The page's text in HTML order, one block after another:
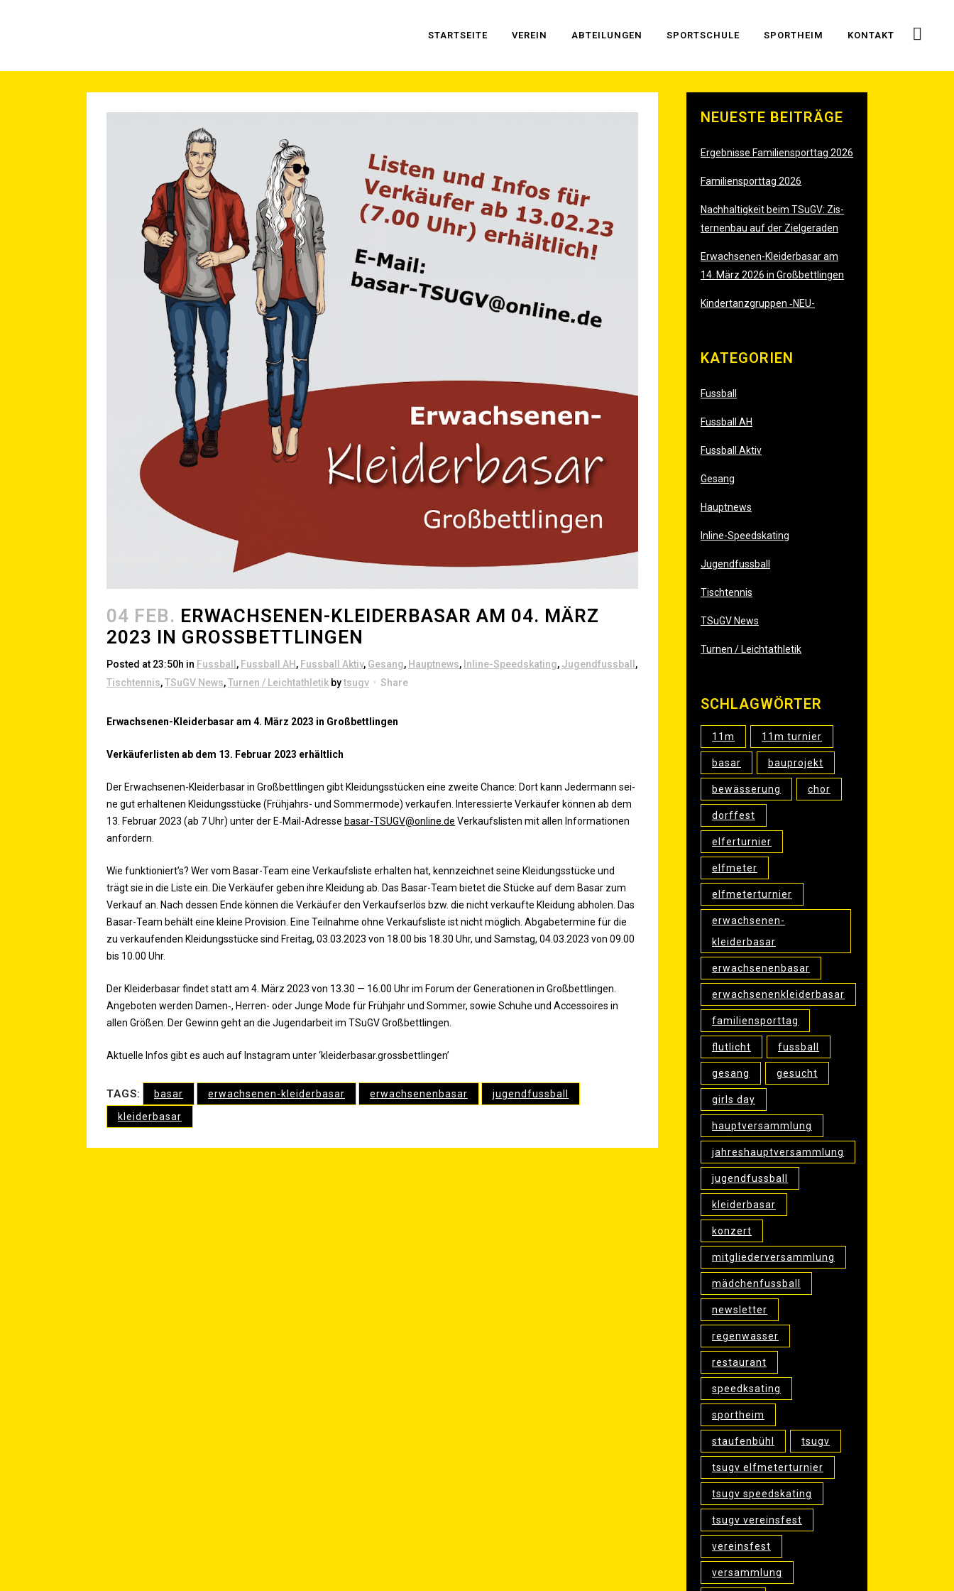
START­SEI­TE VER­EIN ABTEI­LUN­GEN SPORT­SCHU­LE SPORT­HEIM KON­TAKT
04 FEB. ERWACH­SE­NEN-KLEI­DER­BA­SAR AM 04. MÄRZ
2023 IN GROSSBETTLINGEN
Posted at 23:50h in Fussball, Fussball AH, Fussball Aktiv, Gesang, Hauptnews, Inline-Speedskating, Jugendfussball,
Tischtennis,TSuGV News,Turnen / Leichtathletik bytsugv Share
Erwach­se­nen-Klei­der­ba­sar am 4. März 2023 in Großbettlingen
Ver­käu­fer­lis­ten ab dem 13. Febru­ar 2023 erhältlich
Der Erwach­se­nen-Klei­der­ba­sar in Groß­bett­lin­gen gibt Klei­dungs­stü­cken eine zwei­te Chan­ce: Dort kann Jeder­mann sei­
ne gut erhal­te­nen Klei­dungs­stü­cke (Früh­jahrs- und Som­mer­mo­de) ver­kau­fen. Inter­es­sier­te Ver­käu­fer kön­nen ab dem
13. Febru­ar 2023 (ab 7 Uhr) unter der E‑Mail-Adres­se basar-TSUGV@online.de Ver­kaufs­lis­ten mit allen Infor­ma­tio­nen
anfordern.
Wie funktioniert’s? Wer vom Basar-Team eine Ver­kaufs­lis­te erhal­ten hat, kenn­zeich­net sei­ne Klei­dungs­stü­cke und
trägt sie in die Lis­te ein. Die Ver­käu­fer geben ihre Klei­dung ab. Das Basar-Team bie­tet die Stü­cke auf dem Basar zum
Ver­kauf an. Nach des­sen Ende kön­nen die Ver­käu­fer den Ver­kaufs­er­lös bzw. die nicht ver­kauf­te Klei­dung abho­len. Das
Basar-Team behält eine klei­ne Pro­vi­si­on. Eine Teil­nah­me ohne Ver­kaufs­lis­te ist nicht mög­lich. Abga­be­ter­mi­ne für die
zu ver­kau­fen­den Klei­dungs­stü­cke sind Frei­tag, 03.03.2023 von 18.00 bis 18.30 Uhr, und Sams­tag, 04.03.2023 von 09.00
bis 10.00 Uhr.
Der Klei­der­ba­sar fin­det statt am 4. März 2023 von 13.30 — 16.00 Uhr im Forum der Gene­ra­tio­nen in Groß­bett­lin­gen.
Ange­bo­ten wer­den Damen‑, Her­ren- oder Jun­ge Mode für Früh­jahr und Som­mer, sowie Schu­he und Acces­soires in
allen Grö­ßen. Der Gewinn geht an die Jugend­ar­beit im TSu­GV Großbettlingen.
Aktu­el­le Infos gibt es auch auf Insta­gram unter ‘kleiderbasar.grossbettlingen’
TAGS: basar erwachsenen-kleiderbasar erwachsenenbasar
jugendfussball
kleiderbasar
NEU­ES­TE BEITRÄGE
Ergeb­nis­se Fami­li­en­sport­tag 2026
Fami­li­en­sport­tag 2026
Nach­hal­tig­keit beim TSu­GV: Zis­
ter­nen­bau auf der Zielgeraden
Erwach­se­nen-Klei­der­ba­sar am
14. März 2026 in Großbettlingen
Kin­der­tanz­grup­pen ‑NEU-
KATE­GO­RIEN
Fussball
Fussball AH
Fussball Aktiv
Gesang
Hauptnews
Inline-Speedskating
Jugendfussball
Tischtennis
TSuGV News
Turnen / Leichtathletik
SCHLAG­WÖR­TER
11m 11m turnier
basar bauprojekt
bewässerung chor
dorffest
elferturnier
elfmeter
elfmeterturnier
erwachsenen-
kleiderbasar
erwachsenenbasar
erwachsenenkleiderbasar
familiensporttag
flutlicht fussball
gesang gesucht
girls day
hauptversammlung
jahreshauptversammlung
jugendfussball
kleiderbasar
konzert
mitgliederversammlung
mädchenfussball
newsletter
regenwasser
restaurant
speedksating
sportheim
staufenbühl tsugv
tsugv elfmeterturnier
tsugv speedskating
tsugv vereinsfest
vereinsfest
versammlung